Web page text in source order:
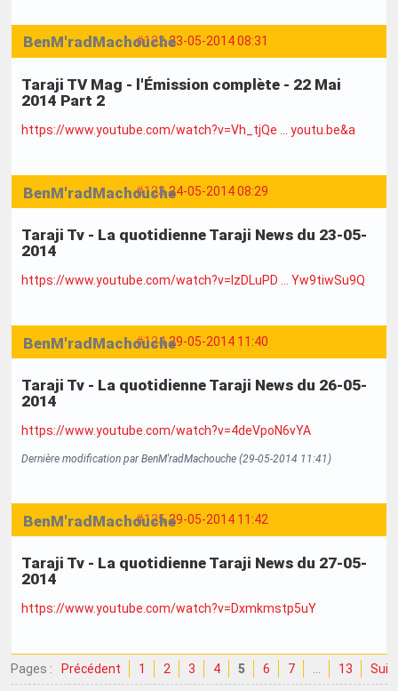
#122 23-05-2014 08:31
BenM'radMachouche
Taraji TV Mag - l'Émission complète - 22 Mai
2014 Part 2
https://www.youtube.com/watch?v=Vh_tjQe … youtu.be&a
#123 24-05-2014 08:29
BenM'radMachouche
Taraji Tv - La quotidienne Taraji News du 23-05-
2014
https://www.youtube.com/watch?v=IzDLuPD … Yw9tiwSu9Q
#124 29-05-2014 11:40
BenM'radMachouche
Taraji Tv - La quotidienne Taraji News du 26-05-
2014
https://www.youtube.com/watch?v=4deVpoN6vYA
Dernière modification par BenM'radMachouche (29-05-2014 11:41)
#125 29-05-2014 11:42
BenM'radMachouche
Taraji Tv - La quotidienne Taraji News du 27-05-
2014
https://www.youtube.com/watch?v=Dxmkmstp5uY
Pages : Précédent 1 2 3 4 5 6 7 13